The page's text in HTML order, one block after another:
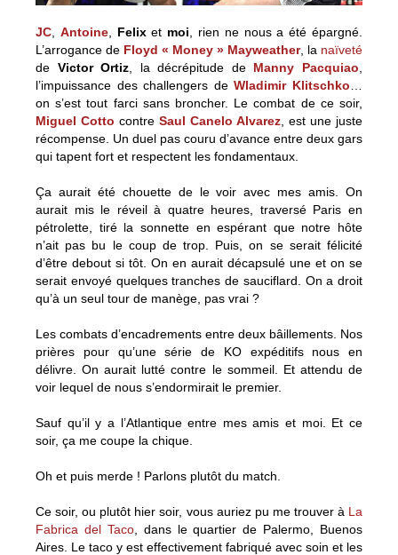
JC Antoine, Felixet moi , rien ne nous a été épargné.
L’arrogance de Floyd « Money » Mayweather, la naïveté
de Victor Ortiz , la décrépitude de Manny Pacquiao
l’impuissance des challengers deWladimir Klitschko
on s’est tout farci sans broncher. Le combat de ce soir,
Miguel Cotto contre Saul Canelo Alvarez , est une juste
récompense. Un duel pas couru d’avance entre deux gars
qui tapent fort et respectent les fondamentaux.
Ça aurait été chouette de le voir avec mes amis. On
aurait mis le réveil à quatre heures, traversé Paris en
pétrolette, tiré la sonnette en espérant que notre hôte
n’ait pas bu le coup de trop. Puis, on se serait félicité
d’être debout si tôt. On en aurait décapsulé une et on se
serait envoyé quelques tranches de sauciflard. On a droit
qu’à un seul tour de manège, pas vrai ?
Les combats d’encadrements entre deux bâillements. Nos
prières pour qu’une série de KO expéditifs nous en
délivre. On aurait lutté contre le sommeil. Et attendu de
voir lequel de nous s’endormirait le premier.
Sauf qu’il y a l’Atlantique entre mes amis et moi. Et ce
soir, ça me coupe la chique.
Oh et puis merde ! Parlons plutôt du match.
Ce soir, ou plutôt hier soir, vous auriez pu me trouver à La
Fabrica del Taco, dans le quartier de Palermo, Buenos
Aires. Le taco y est effectivement fabriqué avec soin et les